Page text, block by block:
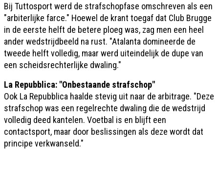
Bij Tuttosport werd de strafschopfase omschreven als een
"arbiterlijke farce." Hoewel de krant toegaf dat Club Brugge
in de eerste helft de betere ploeg was, zag men een heel
ander wedstrijdbeeld na rust. "Atalanta domineerde de
tweede helft volledig, maar werd uiteindelijk de dupe van
een scheidsrechterlijke dwaling."
La Repubblica: "Onbestaande strafschop"
Ook La Repubblica haalde stevig uit naar de arbitrage. "Deze
strafschop was een regelrechte dwaling die de wedstrijd
volledig deed kantelen. Voetbal is en blijft een
contactsport, maar door beslissingen als deze wordt dat
principe verkwanseld."